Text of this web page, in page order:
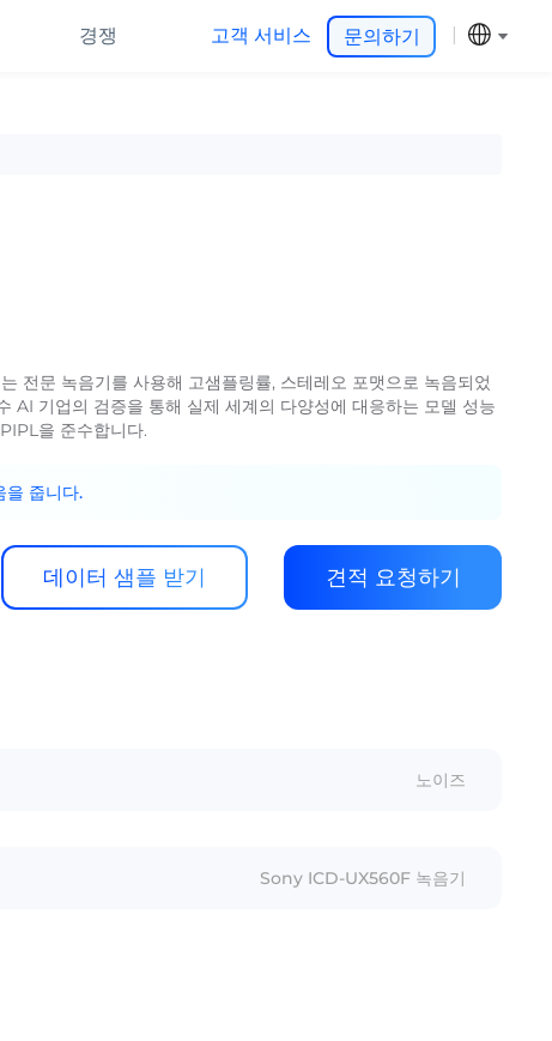
경쟁 고객 서비스 문의하기
전문 녹음기를 사용해 고샘플링률, 스테레오 포맷으로 녹음되었
AI 기업의 검증을 통해 실제 세계의 다양성에 대응하는 모델 성능
을 준수합니다.
을 줍니다.
데이터 샘플 받기 견적 요청하기
노이즈
Sony ICD-UX560F 녹음기